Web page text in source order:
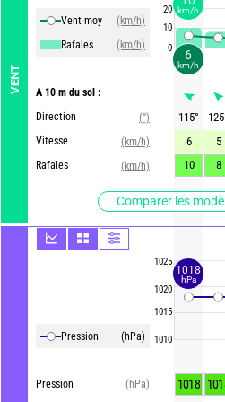
VENT
Vent moy
(km/h)
Rafales
(km/h)
A 10 m du sol :
Direction
(°)
Vitesse
(km/h)
Rafales
(km/h)
Comparer les
Pression (hPa)
Pression (hPa)
20
10
0
1025
1020
1015
1010
115° 125
6
5
10
8
1018
6
km/h
km/h
1018
hPa